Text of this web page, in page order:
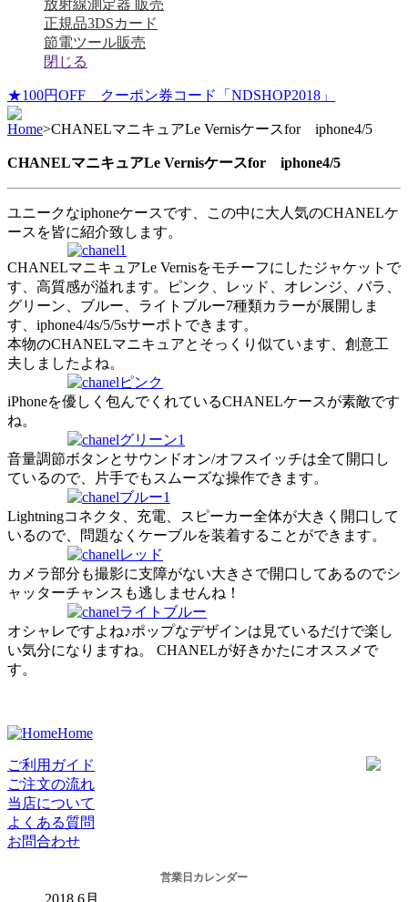
放射線測定器 販売
正規品3DSカード
節電ツール販売
閉じる
★100円OFF クーポン券コード「NDSHOP2018」
Home>CHANELマニキュアLe Vernisケースfor iphone4/5
CHANELマニキュアLe Vernisケースfor iphone4/5
ユニークなiphoneケースです、この中に大人気のCHANELケ
ースを皆に紹介致します。
CHANELマニキュアLe Vernisをモチーフにしたジャケットで
す、高質感が溢れます。ピンク、レッド、オレンジ、バラ、
グリーン、ブルー、ライトブルー7種類カラーが展開しま
す、iphone4/4s/5/5sサーポトできます。
本物のCHANELマニキュアとそっくり似ています、創意工
夫しましたよね。
iPhoneを優しく包んでくれているCHANELケースが素敵です
ね。
音量調節ボタンとサウンドオン/オフスイッチは全て開口し
ているので、片手でもスムーズな操作できます。
Lightningコネクタ、充電、スピーカー全体が大きく開口して
いるので、問題なくケーブルを装着することができます。
カメラ部分も撮影に支障がない大きさで開口してあるのでシ
ャッターチャンスも逃しませんね！
オシャレですよね♪ポップなデザインは見ているだけで楽し
い気分になりますね。 CHANELが好きかたにオススメで
す。
Home
ご利用ガイド
ご注文の流れ
当店について
よくある質問
お問合わせ
営業日カレンダー
2018 6月